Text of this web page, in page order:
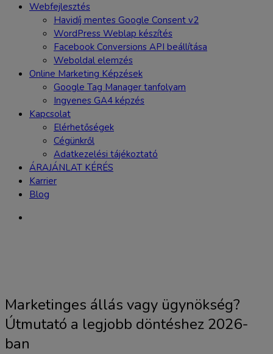
Webfejlesztés
Havidíj mentes Google Consent v2
WordPress Weblap készítés
Facebook Conversions API beállítása
Weboldal elemzés
Online Marketing Képzések
Google Tag Manager tanfolyam
Ingyenes GA4 képzés
Kapcsolat
Elérhetőségek
Cégünkről
Adatkezelési tájékoztató
ÁRAJÁNLAT KÉRÉS
Karrier
Blog
Marketinges állás vagy ügynökség?
Útmutató a legjobb döntéshez 2026-
ban